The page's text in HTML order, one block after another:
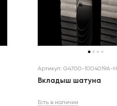
Артикул: G4700-1004019A-H
Вкладыш шатуна
Есть в наличии